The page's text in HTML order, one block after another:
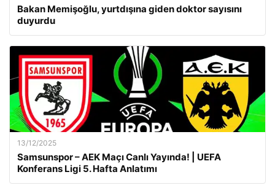
Bakan Memişoğlu, yurtdışına giden doktor sayısını
duyurdu
13/12/2025
Samsunspor – AEK Maçı Canlı Yayında! | UEFA
Konferans Ligi 5. Hafta Anlatımı